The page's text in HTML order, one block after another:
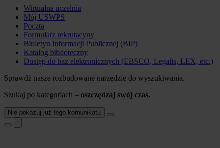
Wirtualna uczelnia
Mój USWPS
Poczta
Formularz rekrutacyny
Biuletyn Informacji Publicznej (BIP)
Katalog biblioteczny
Dostęp do baz elektronicznych (EBSCO, Legalis, LEX, etc.)
Sprawdź nasze rozbudowane narzędzie do wyszukiwania.
Szukaj po kategoriach – oszczędzaj swój czas.
Nie pokazuj już tego komunikatu